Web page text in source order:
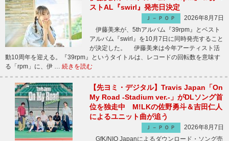
ストAL『swirl』発売日決定
Ｊ－ＰＯＰ
2026年8月7日
伊藤美来が、5thアルバム『39rpm』とベスト
アルバム『swirl』を10月7日に同時発売すること
が決定した。 伊藤美来は今年アーティスト活
動10周年を迎える。『39rpm』というタイトルは、レコードの回転数を意味す
る「rpm」に、伊 … 続きを読む
【先ヨミ・デジタル】Travis Japan「On
My Road -Stadium ver.-」がDLソング首
位を独走中 M!LKの佐野勇斗＆吉田仁人
によるユニット曲が追う
Ｊ－ＰＯＰ
2026年8月7日
GfK/NIQ Japanによるダウンロード・ソング売